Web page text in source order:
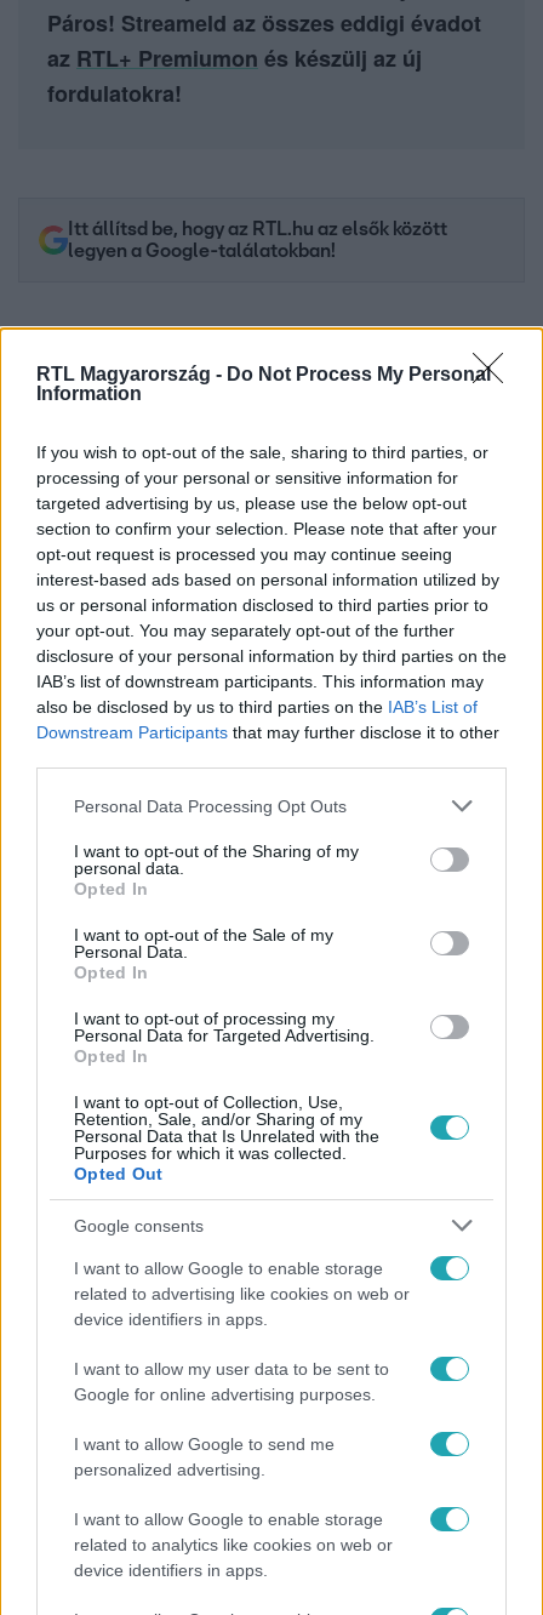
RTL Magyarország - Do Not Process My Personal
Information
If you wish to opt-out of the sale, sharing to third parties, or
processing of your personal or sensitive information for
targeted advertising by us, please use the below opt-out
section to confirm your selection. Please note that after your
opt-out request is processed you may continue seeing
interest-based ads based on personal information utilized by
us or personal information disclosed to third parties prior to
your opt-out. You may separately opt-out of the further
disclosure of your personal information by third parties on the
IAB’s list of downstream participants. This information may
also be disclosed by us to third parties on the IAB’s List of
Downstream Participants that may further disclose it to other
Please note that this website/app uses one or more Google
not limited to your visit or usage behaviour. You may click to
grant or deny consent to Google and its third-party tags to
use your data for below specified purposes in below Google
consent section.
Personal Data Processing Opt Outs
I want to opt-out of the Sharing of my
personal data.
Opted In
I want to opt-out of the Sale of my
Personal Data.
Opted In
I want to opt-out of processing my
Personal Data for Targeted Advertising.
Opted In
I want to opt-out of Collection, Use,
Retention, Sale, and/or Sharing of my
Personal Data that Is Unrelated with the
Purposes for which it was collected.
Opted Out
Google consents
I want to allow Google to enable storage
related to advertising like cookies on web or
device identifiers in apps.
I want to allow my user data to be sent to
Google for online advertising purposes.
I want to allow Google to send me
personalized advertising.
I want to allow Google to enable storage
related to analytics like cookies on web or
device identifiers in apps.
Páros! Streameld az összes eddigi évadot
az RTL+ Premiumon és készülj az új
fordulatokra!
Itt állítsd be, hogy az RTL.hu az elsők között
legyen a Google-találatokban!
Kövess minket, és értesülj a friss hírekről a
Facebookon is!
Követem
MEGYERI CSILLA FIGYELEM
Népszerű
Kultúra
Hosszú Katinka a dokumentumfilmjében Shane